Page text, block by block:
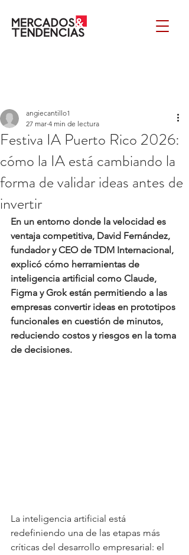
Festiva IA Puerto Rico 2026:
cómo la IA está cambiando la
forma de validar ideas antes de
invertir
angiecantillo1
27 mar 4 min de lectura
En un entorno donde la velocidad es
ventaja competitiva, David Fernández,
fundador y CEO de TDM Internacional,
explicó cómo herramientas de
inteligencia artificial como Claude,
Figma y Grok están permitiendo a las
empresas convertir ideas en prototipos
funcionales en cuestión de minutos,
reduciendo costos y riesgos en la toma
de decisiones.
La inteligencia artificial está
redefiniendo una de las etapas más
críticas del desarrollo empresarial: el